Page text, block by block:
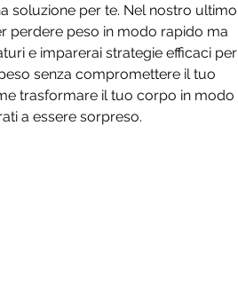
soluzione per te. Nel nostro ultimo
perdere peso in modo rapido ma
e imparerai strategie efficaci per
senza compromettere il tuo
trasformare il tuo corpo in modo
a essere sorpreso.